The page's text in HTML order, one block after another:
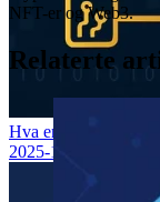
Hva er smarte
2025-10-20
NFT-er og Web3.
Relaterte